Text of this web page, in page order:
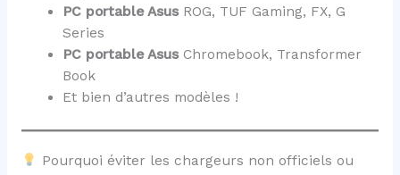
PC portable Asus ROG, TUF Gaming, FX, G
Series
PC portable Asus Chromebook, Transformer
Book
Et bien d’autres modèles !
Pourquoi éviter les chargeurs non officiels ou